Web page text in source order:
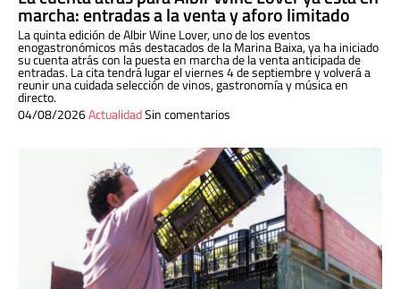
marcha: entradas a la venta y aforo limitado
La quinta edición de Albir Wine Lover, uno de los eventos
enogastronómicos más destacados de la Marina Baixa, ya ha iniciado
su cuenta atrás con la puesta en marcha de la venta anticipada de
entradas. La cita tendrá lugar el viernes 4 de septiembre y volverá a
reunir una cuidada selección de vinos, gastronomía y música en
directo.
04/08/2026ActualidadSin comentarios